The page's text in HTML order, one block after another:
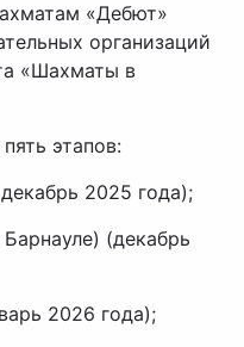
«Дебют»
организаций
«Шахматы в
этапов:
2025 года);
(декабрь
2026 года);